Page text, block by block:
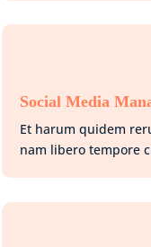
Social Media
Et harum quidem
nam libero tempore